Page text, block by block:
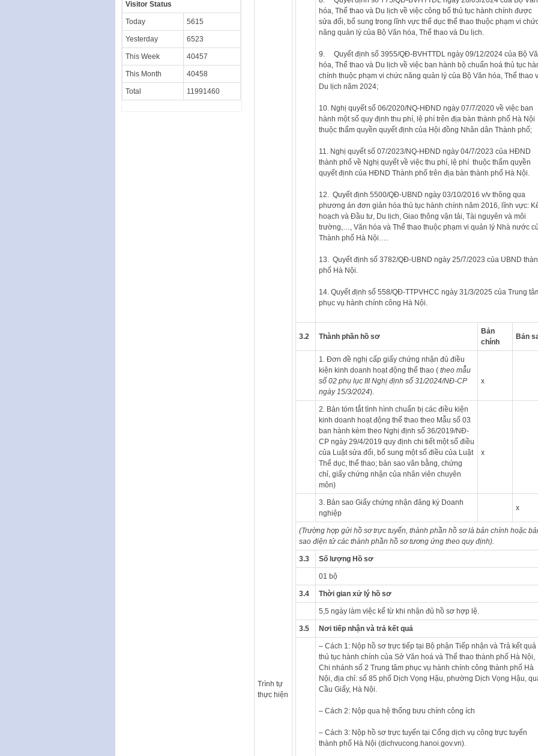
Trình tự
thực hiện
hóa, Thể thao và Du lịch về việc công bố thủ tục hành chính được
sửa đổi, bổ sung trong lĩnh vực thể dục thể thao thuộc phạm vi
năng quản lý của Bộ Văn hóa, Thể thao và Du lịch.
9. Quyết định số 3955/QĐ-BVHTTDL ngày 09/12/2024 của Bộ
hóa, Thể thao và Du lịch về việc ban hành bộ chuẩn hoá thủ tục
chính thuộc phạm vi chức năng quản lý của Bộ Văn hóa, Thể thao
Du lịch năm 2024;
10. Nghị quyết số 06/2020/NQ-HĐND ngày 07/7/2020 về việc ban
hành một số quy định thu phí, lệ phí trên địa bàn thành phố Hà Nội
thuộc thẩm quyền quyết định của Hội đồng Nhân dân Thành phố;
11. Nghị quyết số 07/2023/NQ-HĐND ngày 04/7/2023 của HĐND
thành phố về Nghị quyết về việc thu phí, lệ phí thuộc thẩm quyền
quyết định của HĐND Thành phố trên địa bàn thành phố Hà Nội.
12. Quyết định 5500/QĐ-UBND ngày 03/10/2016 v/v thông qua
phương án đơn giản hóa thủ tục hành chính năm 2016, lĩnh vực:
hoạch và Đầu tư, Du lịch, Giao thông vận tải, Tài nguyên và môi
trường,…, Văn hóa và Thể thao thuộc phạm vi quản lý Nhà nước
Thành phố Hà Nội….
13. Quyết định số 3782/QĐ-UBND ngày 25/7/2023 của UBND
phố Hà Nội.
14. Quyết định số 558/QĐ-TTPVHCC ngày 31/3/2025 của Trung
phục vụ hành chính công Hà Nội.
3.2 Thành phần hồ sơ
Bản
chính
Bản
1. Đơn đề nghị cấp giấy chứng nhận đủ điều
kiện kinh doanh hoạt động thể thao ( theo mẫu
số 02 phụ lục III Nghị định số 31/2024/NĐ-CP
ngày 15/3/2024).
x
2. Bản tóm tắt tình hình chuẩn bị các điều kiện
kinh doanh hoạt động thể thao theo Mẫu số 03
ban hành kèm theo Nghị định số 36/2019/NĐ-
CP ngày 29/4/2019 quy định chi tiết một số điều
của Luật sửa đổi, bổ sung một số điều của Luật
Thể dục, thể thao; bản sao văn bằng, chứng
chỉ, giấy chứng nhận của nhân viên chuyên
môn)
x
3. Bản sao Giấy chứng nhận đăng ký Doanh
nghiệp
x
(Trường hợp gửi hồ sơ trực tuyến, thành phần hồ sơ là bản chính hoặc
sao điện tử các thành phần hồ sơ tương ứng theo quy định).
3.3 Số lượng Hồ sơ
01 bộ
3.4 Thời gian xử lý hồ sơ
5,5 ngày làm việc kể từ khi nhận đủ hồ sơ hợp lệ.
3.5 Nơi tiếp nhận và trả kết quả
– Cách 1: Nộp hồ sơ trực tiếp tại Bộ phận Tiếp nhận và Trả kết quả
thủ tục hành chính của Sở Văn hoá và Thể thao thành phố Hà Nội,
Chi nhánh số 2 Trung tâm phục vụ hành chính công thành phố Hà
Nội, địa chỉ: số 85 phố Dịch Vọng Hậu, phường Dịch Vọng Hậu,
Cầu Giấy, Hà Nội.
– Cách 2: Nộp qua hệ thống bưu chính công ích
– Cách 3: Nộp hồ sơ trực tuyến tại Cổng dịch vụ công trực tuyến
thành phố Hà Nội (dichvucong.hanoi.gov.vn).
Visitor Status
Today 5615
Yesterday 6523
This Week 40457
This Month 40458
Total 11991460